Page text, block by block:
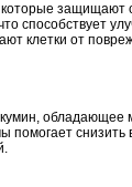
защищают
способствует
клетки от
помогает снизить